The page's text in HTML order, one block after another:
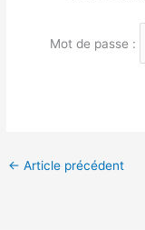
Mot de passe :
← Article précédent